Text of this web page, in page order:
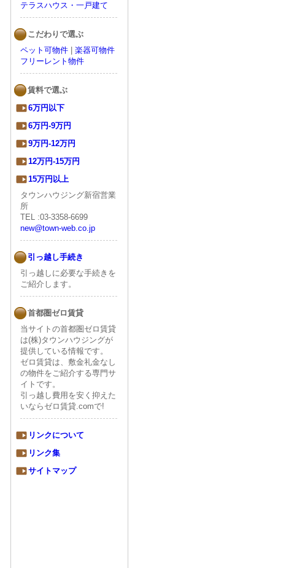
テラスハウス・一戸建て
こだわりで選ぶ
ペット可物件
楽器可物件
フリーレント物件
賃料で選ぶ
6万円以下
6万円-9万円
9万円-12万円
12万円-15万円
15万円以上
タウンハウジング新宿営業
所
TEL :03-3358-6699
new@town-web.co.jp
引っ越し手続き
引っ越しに必要な手続きを
ご紹介します。
首都圏ゼロ賃貸
当サイトの首都圏ゼロ賃貸
は(株)タウンハウジングが
提供している情報です。
ゼロ賃貸は、敷金礼金なし
の物件をご紹介する専門サ
イトです。
引っ越し費用を安く抑えた
いならゼロ賃貸.comで!
リンクについて
リンク集
サイトマップ